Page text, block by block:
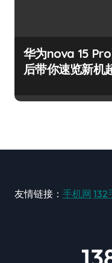
华为nova 15
后带你速览新机
友情链接： 手机网 132